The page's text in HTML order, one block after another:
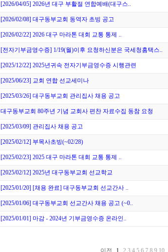
[2026/04/05] 2026년 대구 부활절 연합예배(대구스..
[2026/02/08] 대구동부교회 동역자 초빙 공고
[2026/02/22] 2026 대구 마라톤 대회 교통 통제 ..
[전자기부금영수증] 1/19(월)이후 요청하신분은 국세청홈택스..
[2025/12/22] 2025년귀속 전자기부금영수증 시행관련
[2025/06/23] 교회 연합 선교세미나
[2025/03/26] 대구동부교회 관리집사 채용 공고
대구동부교회 80주년 기념 교회사 편찬 자료수집 동참 요청
[2025/03/09] 관리집사 채용 공고
[2025/02/12] 부목사초빙(~02/28)
[2025/02/23] 2025 대구 마라톤 대회 교통 통제 ..
[2025/02/12] 2025년 대구동부교회 선교학교
[2025/01/20] [채용 완료] 대구동부교회 선교간사 ..
[2025/01/06] 대구동부교회 선교간사 채용 공고 (~0..
[2025/01/01] 마감 - 2024년 기부금영수증 온라인..
이전 1 2 3 4 5 6 7 8 9 10